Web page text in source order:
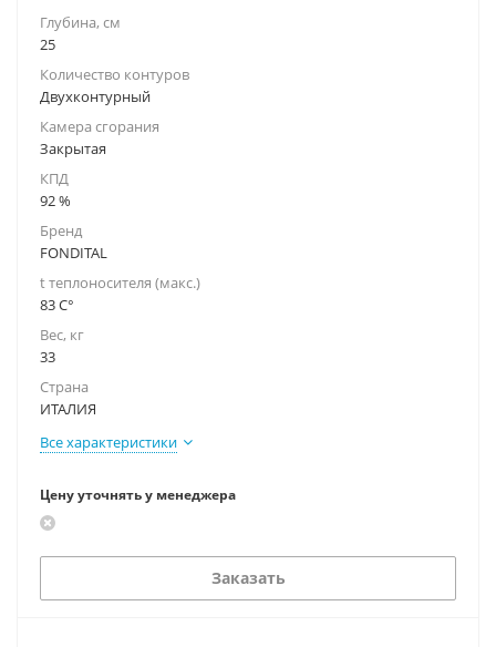
Глубина, см
25
Количество контуров
Двухконтурный
Камера сгорания
Закрытая
КПД
92 %
Бренд
FONDITAL
t теплоносителя (макс.)
83 C°
Вес, кг
33
Страна
ИТАЛИЯ
Все характеристики
Цену уточнять у менеджера
Заказать